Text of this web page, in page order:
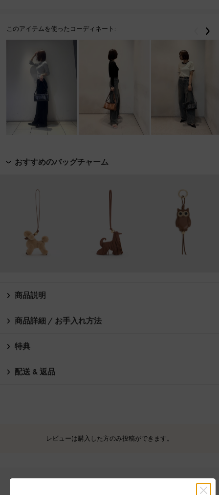
このアイテムを使ったコーディネート: 戻る
おすすめのバッグチャーム
商品説明
商品詳細 / お手入れ方法
特典
配送 & 返品
レビューは購入した方のみ投稿ができます。